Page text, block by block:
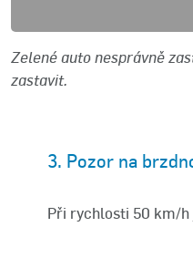
Zelené auto nesprávně
zastavit.
3. Pozor na
Při rychlosti 50 km/h